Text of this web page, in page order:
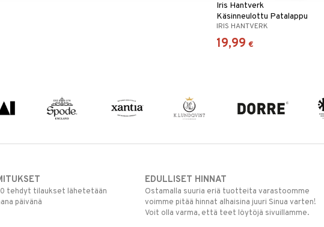
Iris Hantverk
Käsinneulottu Patalappu
IRIS HANTVERK
19,99 €
tehdyt tilaukset lähetetään
päivänä
EDULLISET HINNAT
Ostamalla suuria eriä tuotteita varastoomme
voimme pitää hinnat alhaisina juuri Sinua varten!
Voit olla varma, että teet löytöjä sivuillamme.